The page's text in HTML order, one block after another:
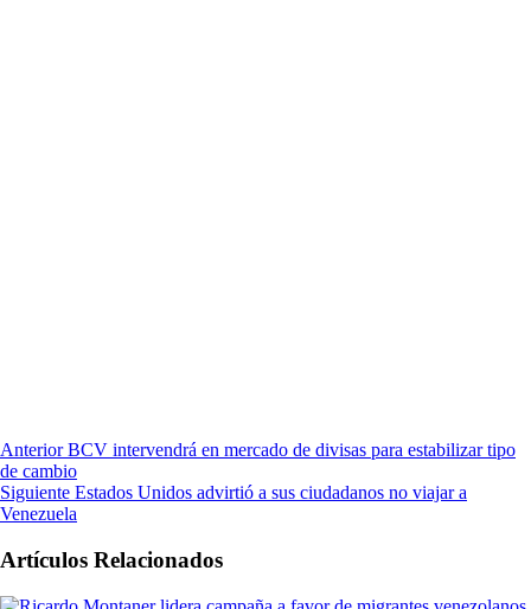
Anterior BCV intervendrá en mercado de divisas para estabilizar tipo
de cambio
Siguiente Estados Unidos advirtió a sus ciudadanos no viajar a
Venezuela
Artículos Relacionados